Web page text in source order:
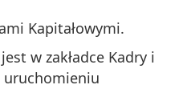
Kapitałowymi.
w zakładce Kadry i
uruchomieniu